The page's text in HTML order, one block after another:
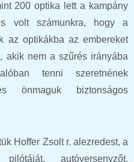
200 optika lett a kampány
volt számunkra, hogy a
az optikákba az embereket
akik nem a szűrés irányába
tenni szeretnének
önmaguk biztonságos
Hoffer Zsolt r. alezredest, a
autóversenyzőt,